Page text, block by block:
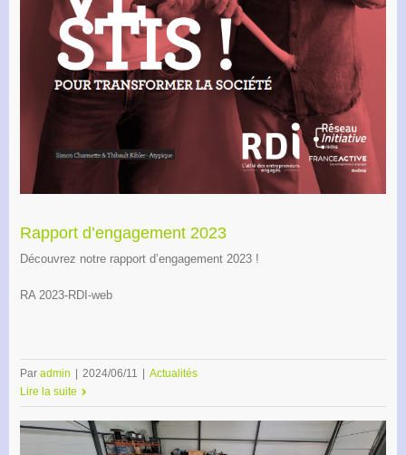
Rapport d’engagement 2023
Découvrez notre rapport d’engagement 2023 !
RA 2023-RDI-web
Par admin | 2024/06/11 | Actualités
Lire la suite